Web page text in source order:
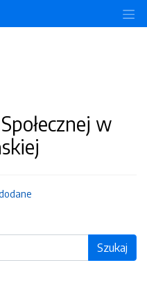
w
Szukaj